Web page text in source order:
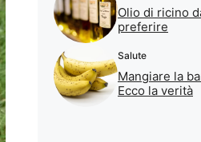
Olio di ricino
preferire
Salute
Mangiare la
Ecco la verità